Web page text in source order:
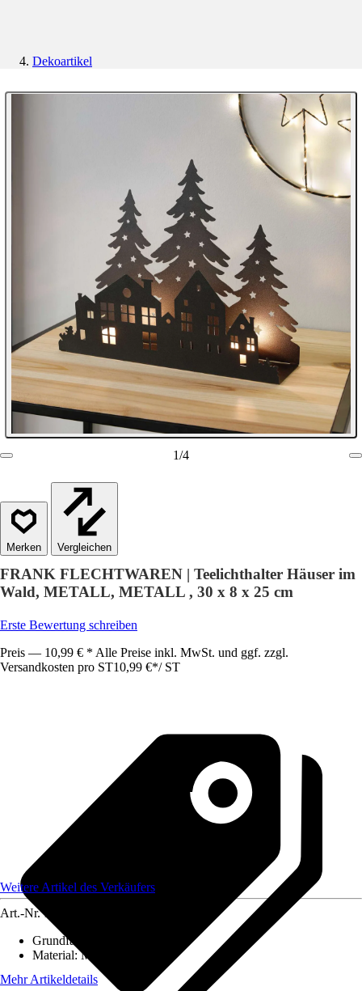
Dekoartikel
1/4
Vergleichen
FRANK FLECHTWAREN | Teelichthalter Häuser im
Wald, METALL, METALL , 30 x 8 x 25 cm
Erste Bewertung schreiben
Preis — 10,99 € * Alle Preise inkl. MwSt. und ggf. zzgl.
Versandkosten pro ST10,99 €*/ ST
Weitere Artikel des Verkäufers
Art.-Nr. 12584104
Grundfarbe
Material:Metall
Mehr Artikeldetails